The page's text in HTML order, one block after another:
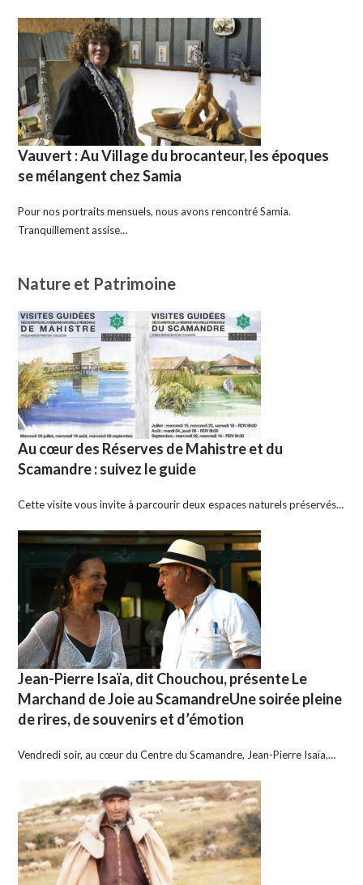
Vauvert : Au Village du brocanteur, les époques
se mélangent chez Samia
Pour nos portraits mensuels, nous avons rencontré Samia.
Tranquillement assise…
Nature et Patrimoine
Au cœur des Réserves de Mahistre et du
Scamandre : suivez le guide
Cette visite vous invite à parcourir deux espaces naturels préservés…
Jean-Pierre Isaïa, dit Chouchou, présente Le
Marchand de Joie au ScamandreUne soirée pleine
de rires, de souvenirs et d’émotion
Vendredi soir, au cœur du Centre du Scamandre, Jean-Pierre Isaïa,…